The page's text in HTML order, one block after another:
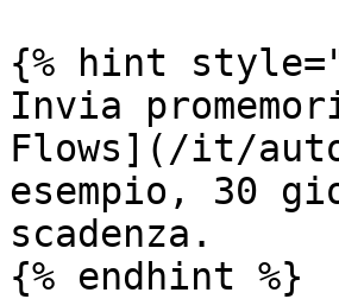
{% hint
Invia
Flows](/it/
esempio, 30
scadenza.
{% endhint %}